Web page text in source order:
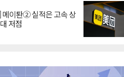
메이퇀② 실적은 고속 상
저점